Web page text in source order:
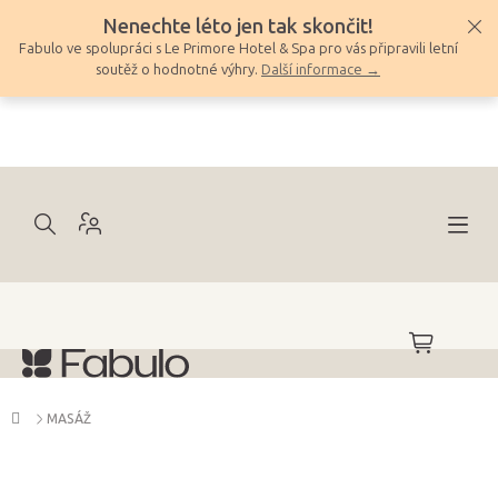
obsah
Nenechte léto jen tak skončit!
Fabulo ve spolupráci s Le Primore Hotel & Spa pro vás připravili letní
soutěž o hodnotné výhry. Další informace →
NÁKUPNÍ
KOŠÍK
Domů
MASÁŽ